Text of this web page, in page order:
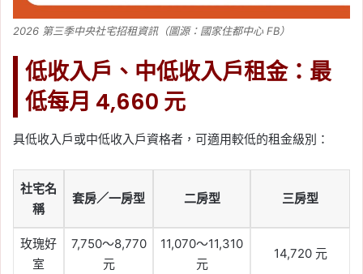
2026 第三季中央社宅招租資訊（圖源：國家住都中心 FB）
低收入戶、中低收入戶租金：最
低每月 4,660 元
具低收入戶或中低收入戶資格者，可適用較低的租金級別：
社宅名
稱
套房／一房型 二房型 三房型
玫瑰好
室
7,750～8,770
元
11,070～11,310
元
14,720 元